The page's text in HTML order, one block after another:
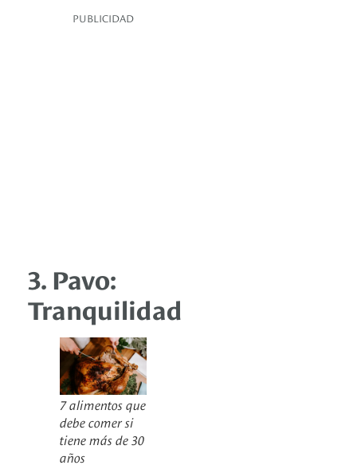
PUBLICIDAD
3. Pavo:
Tranquilidad
7 alimentos que
debe comer si
tiene más de 30
años